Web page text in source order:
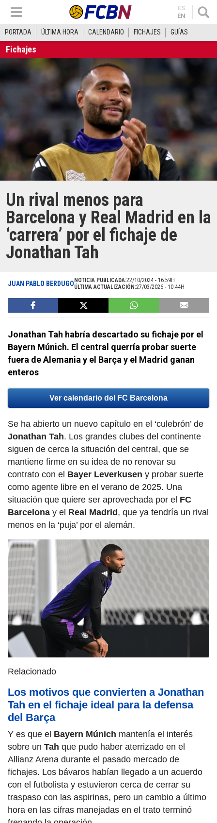
ES
EN
PORTADA ÚLTIMA HORA CALENDARIO FICHAJES GUÍAS
Fichajes
Un rival menos para
Barcelona y Real Madrid en la
‘carrera’ por el fichaje de
Jonathan Tah
JUAN PABLO BERDUGO NOTICIA PUBLICADA:22/10/2024 - 16:59H
ÚLTIMA ACTUALIZACIÓN:27/03/2026 - 10:44H
Jonathan Tah habría descartado su fichaje por el
Bayern Múnich. El central querría probar suerte
fuera de Alemania y el Barça y el Madrid ganan
enteros
Ver calendario del FC Barcelona
Se ha abierto un nuevo capítulo en el ‘culebrón’ de
Jonathan Tah. Los grandes clubes del continente
siguen de cerca la situación del central, que se
mantiene firme en su idea de no renovar su
contrato con el Bayer Leverkusen y probar suerte
como agente libre en el verano de 2025. Una
situación que quiere ser aprovechada por el FC
Barcelona y el Real Madrid , que ya tendría un rival
menos en la ‘puja’ por el alemán.
Relacionado
Los motivos que convierten a Jonathan
Tah en el fichaje ideal para la defensa
del Barça
Y es que el Bayern Múnich mantenía el interés
sobre un Tah que pudo haber aterrizado en el
Allianz Arena durante el pasado mercado de
fichajes. Los bávaros habían llegado a un acuerdo
con el futbolista y estuvieron cerca de cerrar su
traspaso con las aspirinas, pero un cambio a último
hora en las cifras manejadas en el trato terminó